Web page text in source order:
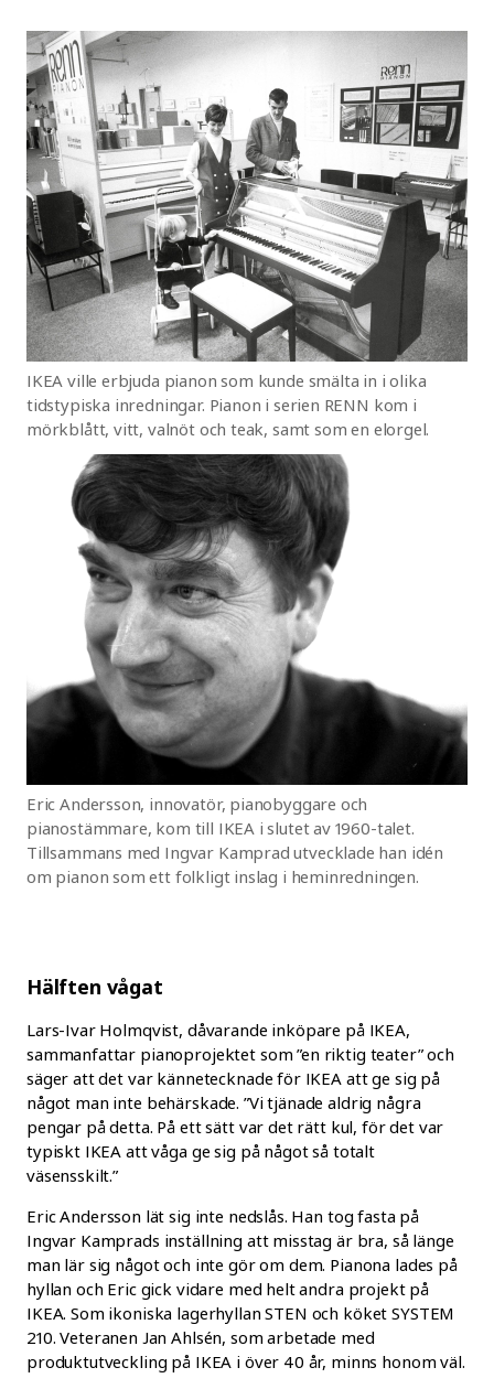
IKEA ville erbjuda pianon som kunde smälta in i olika
tidstypiska inredningar. Pianon i serien RENN kom i
mörkblått, vitt, valnöt och teak, samt som en elorgel.
Eric Andersson, innovatör, pianobyggare och
pianostämmare, kom till IKEA i slutet av 1960-talet.
Tillsammans med Ingvar Kamprad utvecklade han idén
om pianon som ett folkligt inslag i heminredningen.
Hälften vågat
Lars-Ivar Holmqvist, dåvarande inköpare på IKEA,
sammanfattar pianoprojektet som ”en riktig teater” och
säger att det var kännetecknade för IKEA att ge sig på
något man inte behärskade. ”Vi tjänade aldrig några
pengar på detta. På ett sätt var det rätt kul, för det var
typiskt IKEA att våga ge sig på något så totalt
väsensskilt.”
Eric Andersson lät sig inte nedslås. Han tog fasta på
Ingvar Kamprads inställning att misstag är bra, så länge
man lär sig något och inte gör om dem. Pianona lades på
hyllan och Eric gick vidare med helt andra projekt på
IKEA. Som ikoniska lagerhyllan STEN och köket SYSTEM
210. Veteranen Jan Ahlsén, som arbetade med
produktutveckling på IKEA i över 40 år, minns honom väl.